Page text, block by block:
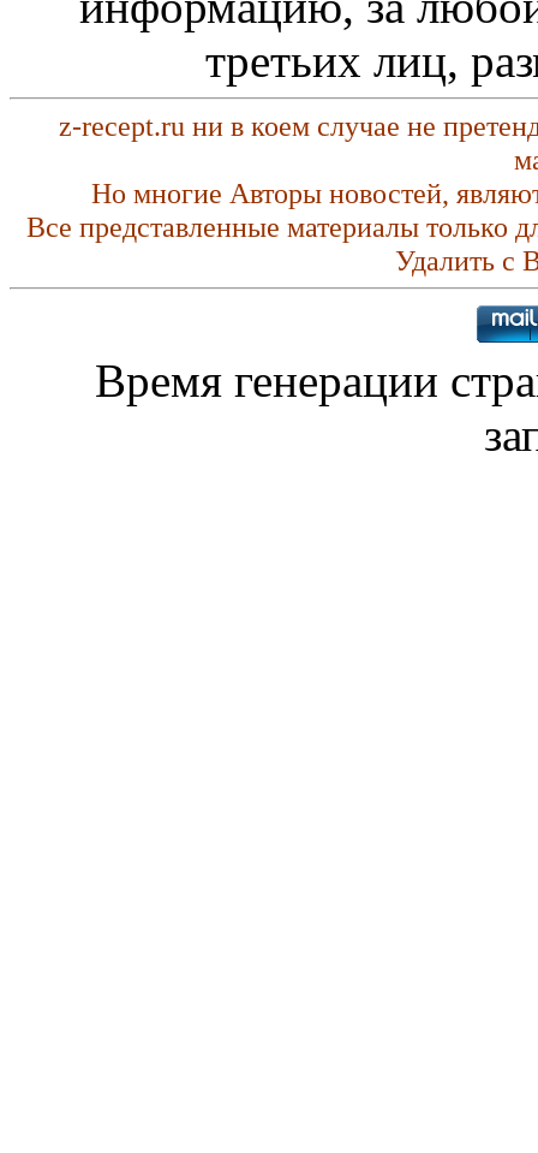
третьих лиц,
z-recept.ru ни в коем случае не
Но многие Авторы новостей,
Все представленные материалы только
Удалить с
Время генерации